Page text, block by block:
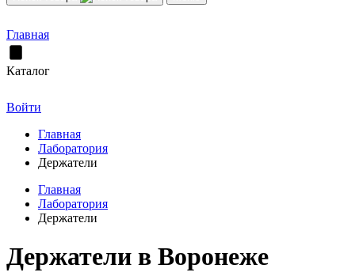
Главная
Каталог
Войти
Главная
Лаборатория
Держатели
Главная
Лаборатория
Держатели
Держатели в Воронеже